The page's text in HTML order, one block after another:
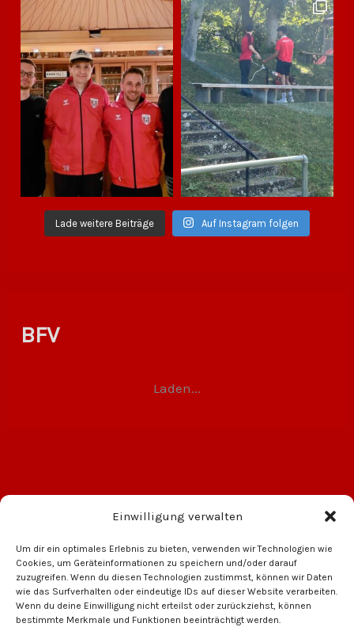
Einwilligung verwalten
Um dir ein optimales Erlebnis zu bieten, verwenden wir Technologien wie
Cookies, um Geräteinformationen zu speichern und/oder darauf
zuzugreifen. Wenn du diesen Technologien zustimmst, können wir Daten
wie das Surfverhalten oder eindeutige IDs auf dieser Website verarbeiten.
Wenn du deine Einwilligung nicht erteilst oder zurückziehst, können
bestimmte Merkmale und Funktionen beeinträchtigt werden.
Lade weitere Beiträge Auf Instagram folgen
BFV
Laden...